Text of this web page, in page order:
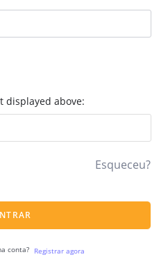
displayed above:
Esqueceu?
conta? Registrar agora